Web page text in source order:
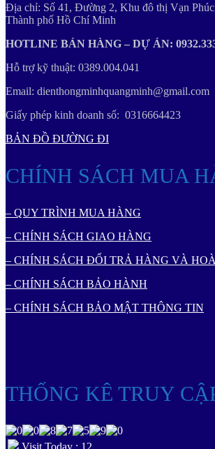
Địa chỉ: Số 41, Đường 2, Khu đô thị Vạn
Thành phố Hồ Chí Minh
HOTLINE BÁN HÀNG – DỰ ÁN:
Hỗ trợ kỹ thuật: 0389.004.041
Email: dienthongminhquangminh@gmail.com
Giấy phép kinh doanh số: 0316664423
BẢN ĐỒ ĐƯỜNG ĐI
CHÍNH SÁCH MUA
– QUY TRÌNH MUA HÀNG
– CHÍNH SÁCH GIAO HÀNG
– CHÍNH SÁCH ĐỔI TRẢ HÀNG VÀ
– CHÍNH SÁCH BẢO HÀNH
– CHÍNH SÁCH BẢO MẬT THÔNG TIN
THỐNG KÊ TRUY
Visit Today : 12